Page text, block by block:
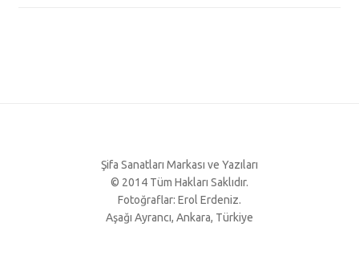
Şifa Sanatları Markası ve Yazıları
© 2014 Tüm Hakları Saklıdır.
Fotoğraflar: Erol Erdeniz.
Aşağı Ayrancı, Ankara, Türkiye